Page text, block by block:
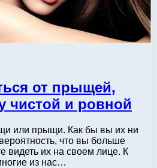
от прыщей,
чистой и ровной
или прыщи. Как бы вы их ни
что вы больше
видеть их на своем лице. К
из нас…